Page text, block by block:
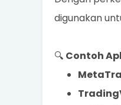
digunakan
🔍 Contoh